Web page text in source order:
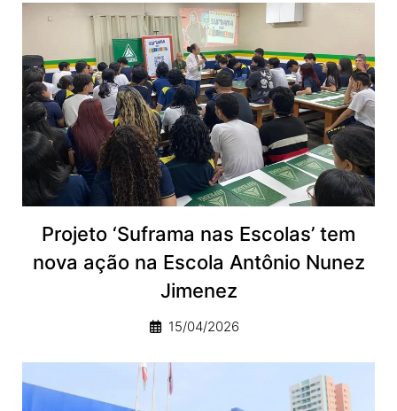
Projeto ‘Suframa nas Escolas’ tem
nova ação na Escola Antônio Nunez
Jimenez
15/04/2026